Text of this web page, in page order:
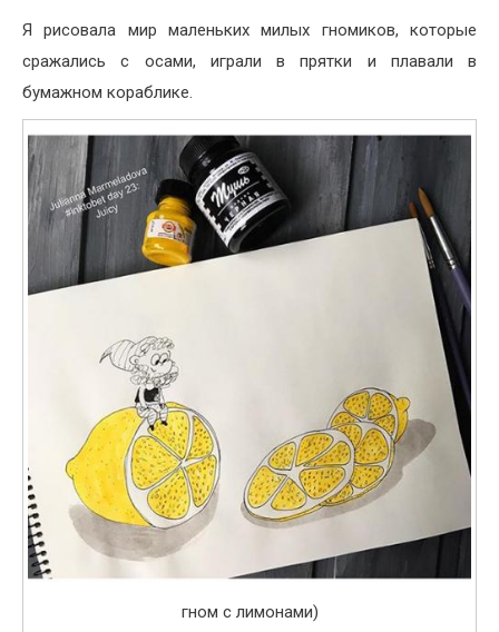
Я рисовала мир маленьких милых гномиков, которые
сражались с осами, играли в прятки и плавали в
бумажном кораблике.
гном с лимонами)